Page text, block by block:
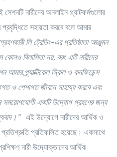
নারীদের অনলাইন প্ল্যাটফর্মগুলোর
প্রবৃদ্ধিতে সহায়তা করবে বলে আমার
লি ট্রেডিং-এর প্রতিষ্ঠাতা আঞ্জুমন
বিলাসিতা নয়, বরং এটি নারীদের
আমার প্র্যাক্টিকেল স্কিল ও কনফিডেন্স
ও পেশাগত জীবনে সাহায্য করবে এবং
একটি উদ্যোগ গ্রহণের জন্য
এই উদ্যোগে নারীদের আর্থিক ও
প্রতিশ্রুতি প্রতিফলিত হয়েছে। একসাথে
নারী উদ্যোক্তাদের আর্থিক